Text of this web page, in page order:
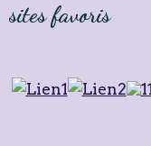
sites favoris